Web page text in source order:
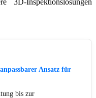
3D-Inspektionslösungen
Ansatz für
bis zur